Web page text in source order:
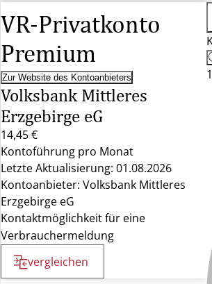
VR-Privatkonto
Premium
Zur Website des Kontoanbieters
Volksbank Mittleres
Erzgebirge eG
14,45 €
Kontoführung pro Monat
Letzte Aktualisierung: 01.08.2026
Kontoanbieter: Volksbank Mittleres
Erzgebirge eG
Kontaktmöglichkeit für eine
Verbrauchermeldung
vergleichen